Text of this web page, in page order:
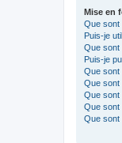
Mise en
Que sont
Puis-je
Que sont
Puis-je
Que sont
Que sont
Que sont
Que sont
Que sont